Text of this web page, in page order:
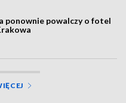
ponownie powalczy o fotel